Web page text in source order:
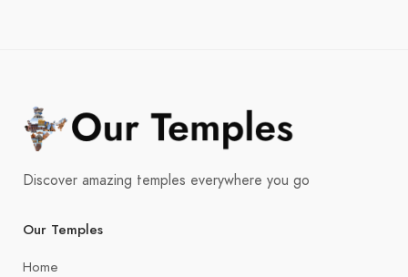
Discover amazing temples everywhere you go
Our Temples
Home